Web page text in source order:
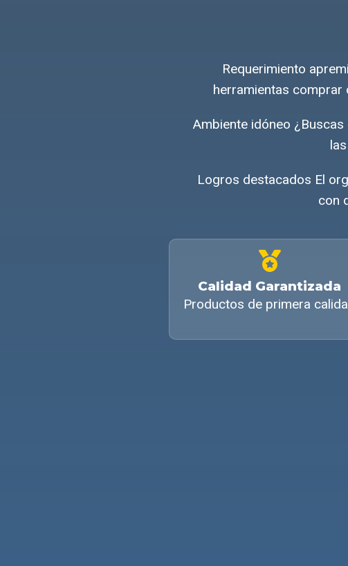
Requerimiento
herramientas comprar
Ambiente idóneo
Logros destacados El
con
Calidad Garantizada
Productos de primera